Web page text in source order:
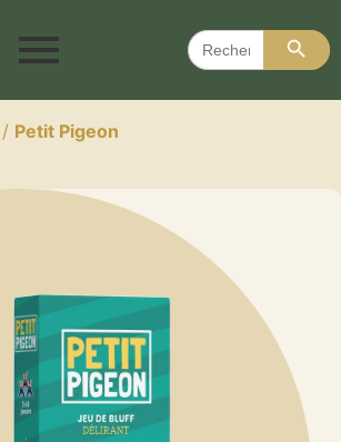
Search
for:
Search
/ Petit Pigeon